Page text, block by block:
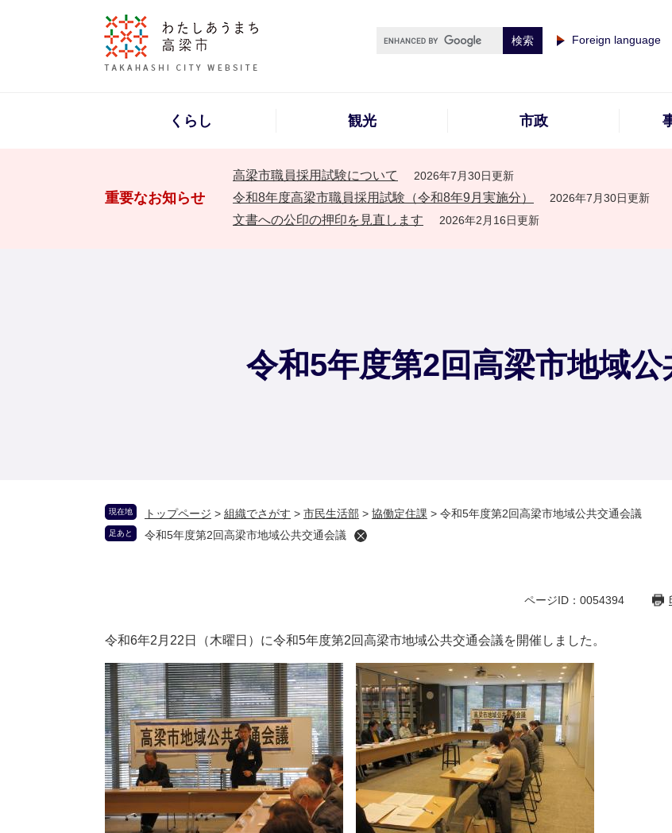
Foreign language
くらし 観光 市政
重要なお知らせ
高梁市職員採用試験について 2026年7月30日更新
令和8年度高梁市職員採用試験（令和8年9月実施分） 2026年7月30日更新
文書への公印の押印を見直します 2026年2月16日更新
令和5年度第2回高梁市地域
現在地 トップページ > 組織でさがす > 市民生活部 > 協働定住課 > 令和5年度第2回高梁市地域公共交通会議
足あと 令和5年度第2回高梁市地域公共交通会議
ページID：0054394
令和6年2月22日（木曜日）に令和5年度第2回高梁市地域公共交通会議を開催しました。